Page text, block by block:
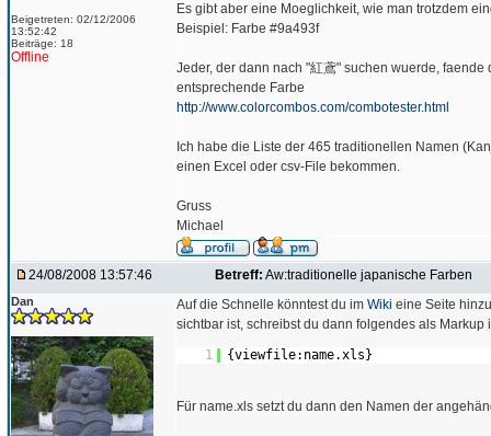
Beigetreten: 02/12/2006
13:52:42
Beiträge: 18
Offline
Es gibt aber eine Moeglichkeit, wie man trotzdem
Beispiel: Farbe #9a493f
Jeder, der dann nach "紅鳶" suchen wuerde,
entsprechende Farbe
http://www.colorcombos.com/combotester.html
Ich habe die Liste der 465 traditionellen Namen
einen Excel oder csv-File bekommen.
Gruss
Michael
24/08/2008 13:57:46 Betreff: Aw:traditionelle japanische Farben
Dan Auf die Schnelle könntest du im Wiki eine Seite
sichtbar ist, schreibst du dann folgendes als Markup
1
{viewfile:name.xls}
Für name.xls setzt du dann den Namen der